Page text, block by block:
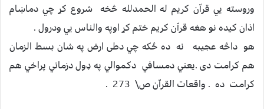
وروسته يي قراّن كريم له الحمدلله څخه شروع كړ چي دماښام
اذان كيده نو هغه قراّن كريم ختم كړ اوپه والناس يي ودرول .
هو داڅه عجیبه نه ده ځکه چي دطى ارض په شان بسط الزمان
هم كرامت دى .یعني دمسافي دکموالي په ډول دزماني پراخي هم
کرامت ده . واقعات القراّن ص\ 273 .